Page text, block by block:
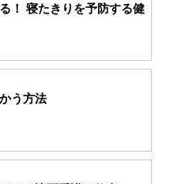
！ 寝たきりを予防する健
う方法